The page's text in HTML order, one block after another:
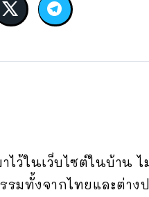
ไว้ในเว็บไซต์ในบ้าน
มทั้งจากไทยและต่าง